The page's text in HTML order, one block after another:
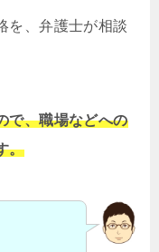
を、弁護士が相談
で、職場などへの
。